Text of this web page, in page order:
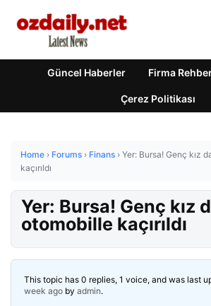
Güncel Haberler Firma
Çerez Politikası
Home › Forums › Finans › Yer: Bursa! Genç kız
kaçırıldı
Yer: Bursa! Genç kız
otomobille kaçırıldı
This topic has 0 replies, 1 voice, and was last
week ago by admin.